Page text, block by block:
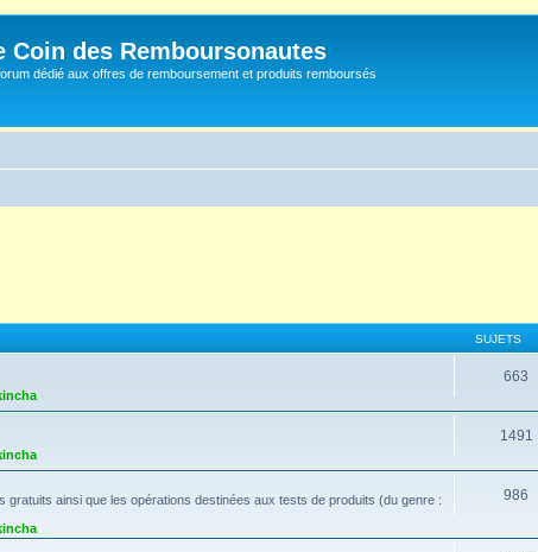
Coin des Remboursonautes
dédié aux offres de remboursement et produits remboursés
SUJETS
663
1491
gratuits ainsi que les opérations destinées aux tests de produits (du genre :
986